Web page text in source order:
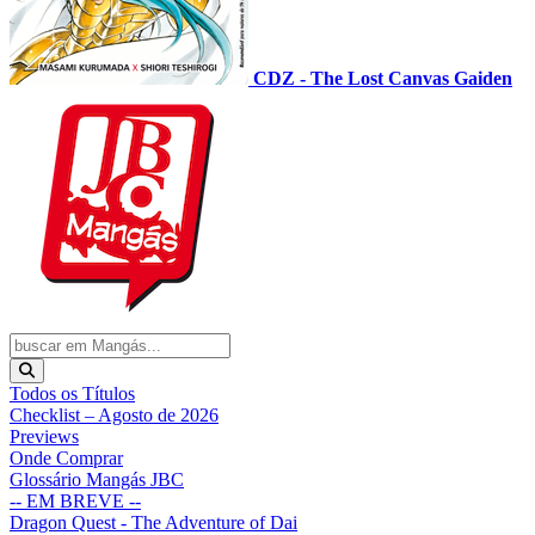
CDZ - The Lost Canvas Gaiden
Todos os Títulos
Checklist – Agosto de 2026
Previews
Onde Comprar
Glossário Mangás JBC
-- EM BREVE --
Dragon Quest - The Adventure of Dai